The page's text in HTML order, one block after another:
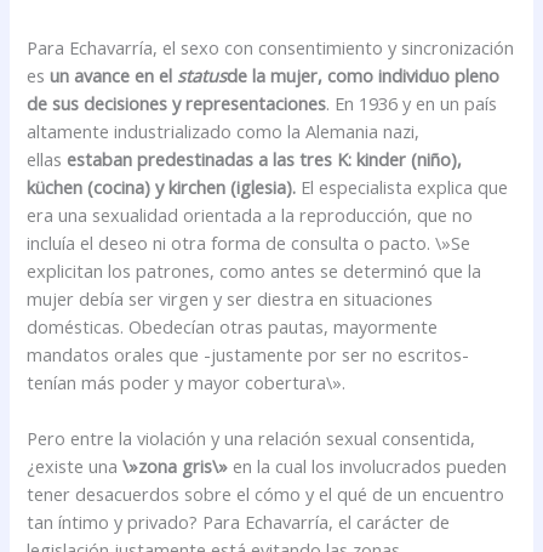
Para Echavarría, el sexo con consentimiento y sincronización
esun avance en el statusde la mujer, como individuo pleno
de sus decisiones y representaciones. En 1936 y en un país
altamente industrializado como la Alemania nazi,
ellas estaban predestinadas a las tres K: kinder (niño),
küchen (cocina) y kirchen (iglesia). El especialista explica que
era una sexualidad orientada a la reproducción, que no
incluía el deseo ni otra forma de consulta o pacto. \»Se
explicitan los patrones, como antes se determinó que la
mujer debía ser virgen y ser diestra en situaciones
domésticas. Obedecían otras pautas, mayormente
mandatos orales que -justamente por ser no escritos-
tenían más poder y mayor cobertura\».
Pero entre la violación y una relación sexual consentida,
¿existe una\»zona gris\» en la cual los involucrados pueden
tener desacuerdos sobre el cómo y el qué de un encuentro
tan íntimo y privado? Para Echavarría, el carácter de